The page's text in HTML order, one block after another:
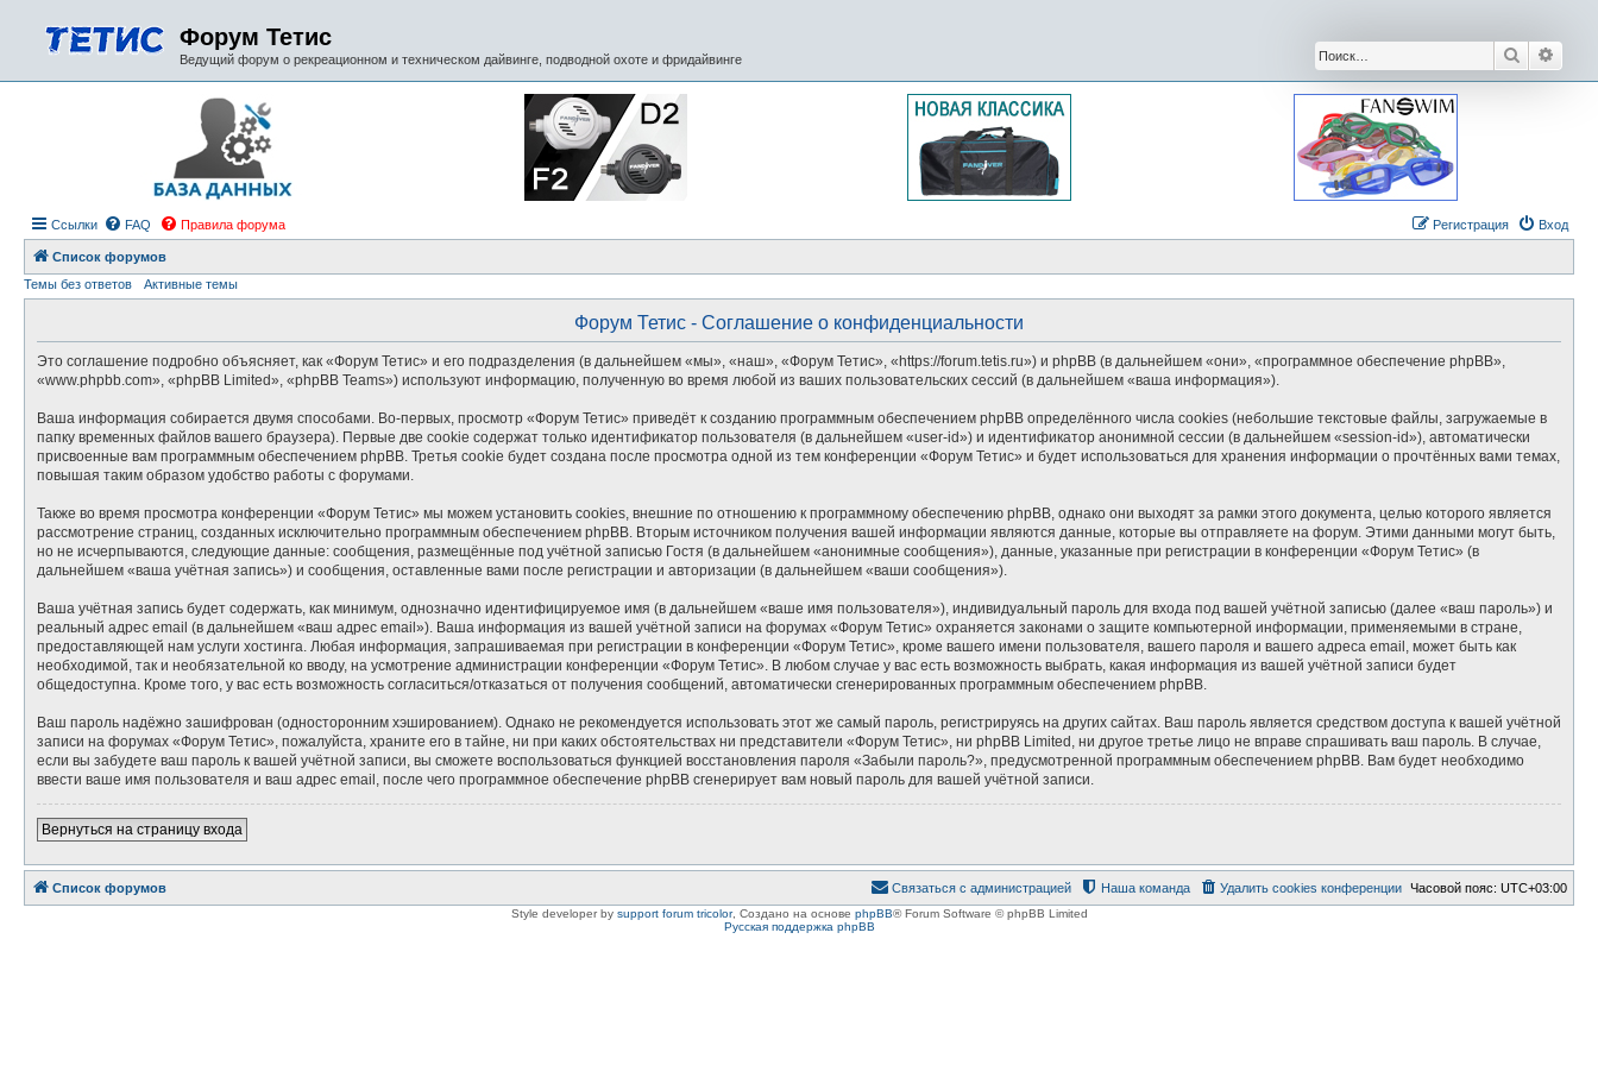
Форум Тетис
Ведущий форум о рекреационном и техническом дайвинге, подводной охоте и фридайвинге Поиск
Ссылки FAQ Правила форума Вход
Регистрация
Список форумов
Темы без ответов
Активные темы
Форум Тетис - Соглашение о конфиденциальности
Это соглашение подробно объясняет, как «Форум Тетис» и его подразделения (в дальнейшем «мы», «наш», «Форум Тетис», «https://forum.tetis.ru») и phpBB (в дальнейшем «они», «программное обеспечение phpBB»,
«www.phpbb.com», «phpBB Limited», «phpBB Teams») используют информацию, полученную во время любой из ваших пользовательских сессий (в дальнейшем «ваша информация»).
Ваша информация собирается двумя способами. Во-первых, просмотр «Форум Тетис» приведёт к созданию программным обеспечением phpBB определённого числа cookies (небольшие текстовые файлы, загружаемые в
папку временных файлов вашего браузера). Первые две cookie содержат только идентификатор пользователя (в дальнейшем «user-id») и идентификатор анонимной сессии (в дальнейшем «session-id»), автоматически
присвоенные вам программным обеспечением phpBB. Третья cookie будет создана после просмотра одной из тем конференции «Форум Тетис» и будет использоваться для хранения информации о прочтённых вами темах,
повышая таким образом удобство работы с форумами.
Также во время просмотра конференции «Форум Тетис» мы можем установить cookies, внешние по отношению к программному обеспечению phpBB, однако они выходят за рамки этого документа, целью которого является
рассмотрение страниц, созданных исключительно программным обеспечением phpBB. Вторым источником получения вашей информации являются данные, которые вы отправляете на форум. Этими данными могут быть,
но не исчерпываются, следующие данные: сообщения, размещённые под учётной записью Гостя (в дальнейшем «анонимные сообщения»), данные, указанные при регистрации в конференции «Форум Тетис» (в
дальнейшем «ваша учётная запись») и сообщения, оставленные вами после регистрации и авторизации (в дальнейшем «ваши сообщения»).
Ваша учётная запись будет содержать, как минимум, однозначно идентифицируемое имя (в дальнейшем «ваше имя пользователя»), индивидуальный пароль для входа под вашей учётной записью (далее «ваш пароль») и
реальный адрес email (в дальнейшем «ваш адрес email»). Ваша информация из вашей учётной записи на форумах «Форум Тетис» охраняется законами о защите компьютерной информации, применяемыми в стране,
предоставляющей нам услуги хостинга. Любая информация, запрашиваемая при регистрации в конференции «Форум Тетис», кроме вашего имени пользователя, вашего пароля и вашего адреса email, может быть как
необходимой, так и необязательной ко вводу, на усмотрение администрации конференции «Форум Тетис». В любом случае у вас есть возможность выбрать, какая информация из вашей учётной записи будет
общедоступна. Кроме того, у вас есть возможность согласиться/отказаться от получения сообщений, автоматически сгенерированных программным обеспечением phpBB.
Ваш пароль надёжно зашифрован (односторонним хэшированием). Однако не рекомендуется использовать этот же самый пароль, регистрируясь на других сайтах. Ваш пароль является средством доступа к вашей учётной
записи на форумах «Форум Тетис», пожалуйста, храните его в тайне, ни при каких обстоятельствах ни представители «Форум Тетис», ни phpBB Limited, ни другое третье лицо не вправе спрашивать ваш пароль. В случае,
если вы забудете ваш пароль к вашей учётной записи, вы сможете воспользоваться функцией восстановления пароля «Забыли пароль?», предусмотренной программным обеспечением phpBB. Вам будет необходимо
ввести ваше имя пользователя и ваш адрес email, после чего программное обеспечение phpBB сгенерирует вам новый пароль для вашей учётной записи.
Вернуться на страницу входа
Список форумов Часовой пояс: UTC+03:00
Удалить cookies конференции
Наша команда
Связаться с администрацией
Style developer by support forum tricolor, Создано на основе phpBB® Forum Software © phpBB Limited
Русская поддержка phpBB